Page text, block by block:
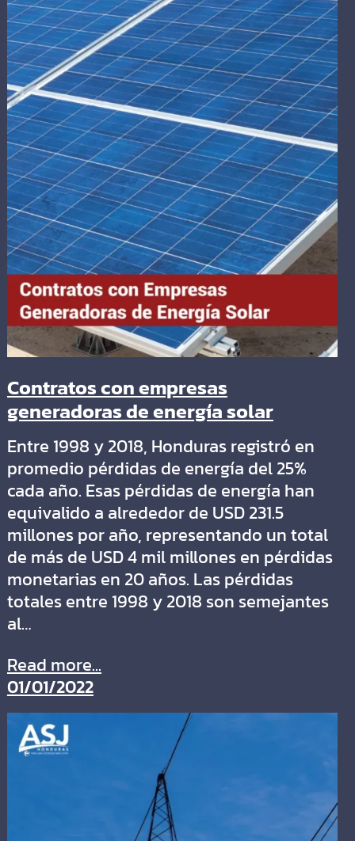
Contratos con empresas
generadoras de energía solar
Entre 1998 y 2018, Honduras registró en
promedio pérdidas de energía del 25%
cada año. Esas pérdidas de energía han
equivalido a alrededor de USD 231.5
millones por año, representando un total
de más de USD 4 mil millones en pérdidas
monetarias en 20 años. Las pérdidas
totales entre 1998 y 2018 son semejantes
al…
Read more...
01/01/2022